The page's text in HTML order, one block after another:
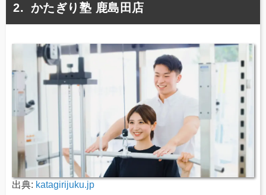
かたぎり塾 鹿島田店
出典: katagirijuku.jp